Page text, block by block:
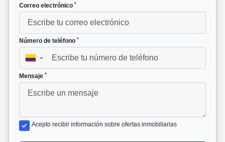
Correo electrónico *
Número de teléfono *
▼
Mensaje *
Acepto recibir información sobre ofertas inmobiliarias